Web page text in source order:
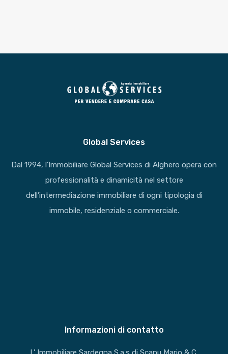
Global Services
Dal 1994, l’Immobiliare Global Services di Alghero opera con
professionalità e dinamicità nel settore
dell’intermediazione immobiliare di ogni tipologia di
immobile, residenziale o commerciale.
Informazioni di contatto